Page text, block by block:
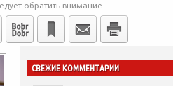
обратить внимание
СВЕЖИЕ КОММЕНТАРИИ